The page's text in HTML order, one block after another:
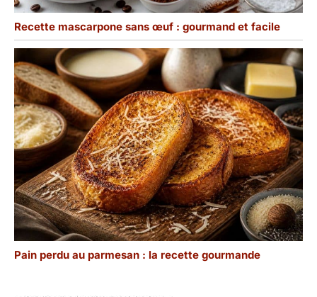
Recette mascarpone sans œuf : gourmand et facile
Pain perdu au parmesan : la recette gourmande